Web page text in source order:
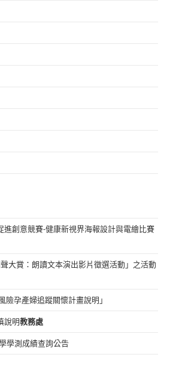
進創意競賽-健康新視界海報設計與電繪比賽
大賞：朗讀文本演出影片徵選活動」之活動
險孕產婦追蹤關懷計畫說明」
說明教務處
學測成績查詢公告